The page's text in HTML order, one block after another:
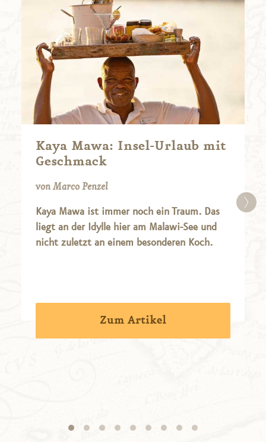
Kaya Mawa: Insel-Urlaub mit
Geschmack
von Marco Penzel
Kaya Mawa ist immer noch ein Traum. Das
liegt an der Idylle hier am Malawi-See und
nicht zuletzt an einem besonderen Koch.
Zum Artikel